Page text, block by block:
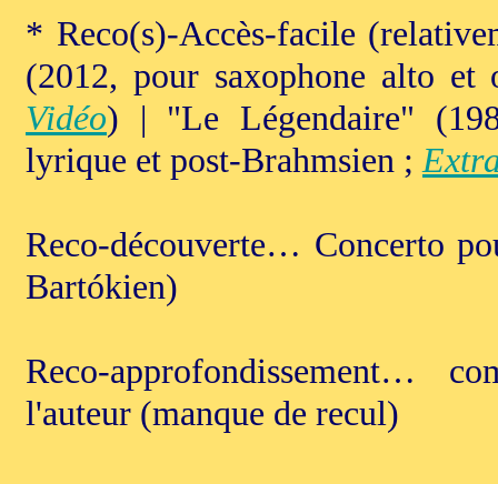
* Reco(s)-Accès-facile
(2012, pour saxophone alto
Vidéo) | "Le Légendaire"
lyrique et post-Brahmsien ;
Reco-découverte… Concerto
Bartókien)
Reco-approfondissement…
l'auteur (manque de recul)